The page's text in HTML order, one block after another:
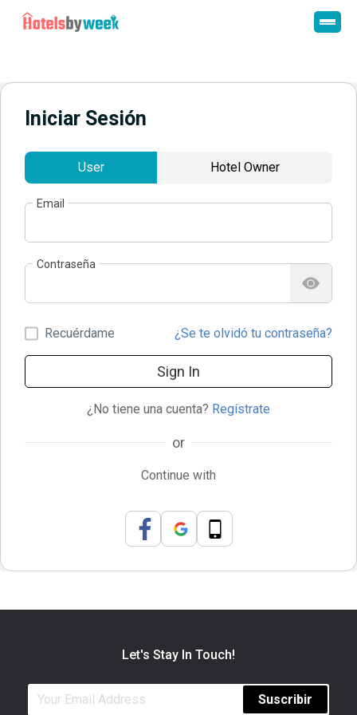
Iniciar Sesión
User Hotel Owner
Email
Contraseña
Recuérdame ¿Se te olvidó tu contraseña?
Sign In
¿No tiene una cuenta? Regístrate
or
Continue with
Let's Stay In Touch!
Suscribir